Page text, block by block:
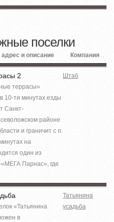
поселки
и описание Компания
2
террасы»
10-ти минутах езды
Санкт-
районе
и граничит с п.
на
один из
Парнас», где
Штаб
«Татьянина
в
Татьянина
усадьба